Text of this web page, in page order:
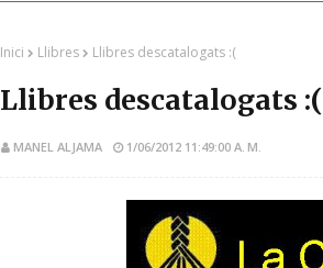
Inici Llibres Llibres descatalogats :(
Llibres descatalogats :(
MANEL ALJAMA 1/06/2012 11:49:00 A. M.